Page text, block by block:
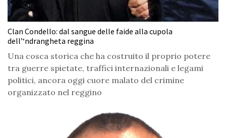
Clan Condello: dal sangue delle faide alla cupola
dell’‘ndrangheta reggina
Una cosca storica che ha costruito il proprio potere
tra guerre spietate, traffici internazionali e legami
politici, ancora oggi cuore malato del crimine
organizzato nel reggino